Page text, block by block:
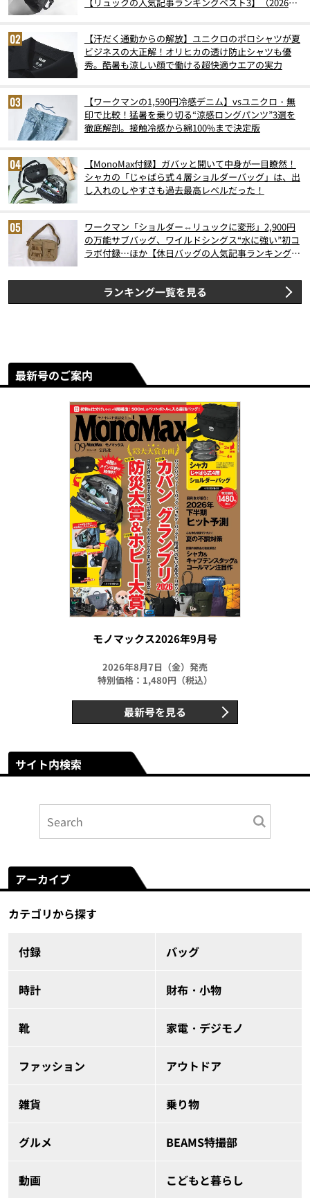
【汗だく通勤からの解放】ユニクロのポロシャツが夏
ビジネスの大正解！オリヒカの透け防止シャツも優
秀。酷暑も涼しい顔で働ける超快適ウエアの実力
【ワークマンの1,590円冷感デニム】vsユニクロ・無
印で比較！猛暑を乗り切る“涼感ロングパンツ”3選を
徹底解剖。接触冷感から綿100%まで決定版
【MonoMax付録】ガバッと開いて中身が一目瞭然！
シャカの「じゃばら式４層ショルダーバッグ」は、出
し入れのしやすさも過去最高レベルだった！
ワークマン「ショルダー⇔リュックに変形」2,900円
の万能サブバッグ、ワイルドシングス“水に強い”初コ
ラボ付録…ほか【休日バッグの人気記事ランキングベ
ランキング一覧を見る
最新号のご案内
モノマックス2026年9月号
2026年8月7日（金）発売
特別価格：1,480円（税込）
最新号を見る
サイト内検索
アーカイブ
カテゴリから探す
付録 バッグ
時計 財布・小物
靴 家電・デジモノ
ファッション アウトドア
雑貨 乗り物
グルメ BEAMS特撮部
動画 こどもと暮らし